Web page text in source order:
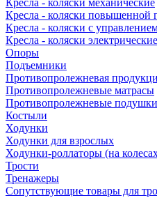
Кресла - коляски механические
Кресла - коляски повышенной
Кресла - коляски с
Кресла - коляски электрические
Опоры
Подъемники
Противопролежневая
Противопролежневые матрасы
Противопролежневые подушки
Костыли
Ходунки
Ходунки для взрослых
Ходунки-роллаторы (на
Трости
Тренажеры
Сопутствующие товары для